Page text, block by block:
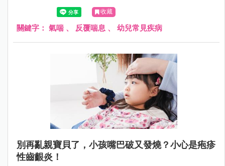
識別與專業治療的重要性。
收藏
關鍵字： 氣喘、 反覆喘息 、 幼兒常見疾病
別再亂親寶貝了，小孩嘴巴破又發燒？小心是疱疹
性齒齦炎！